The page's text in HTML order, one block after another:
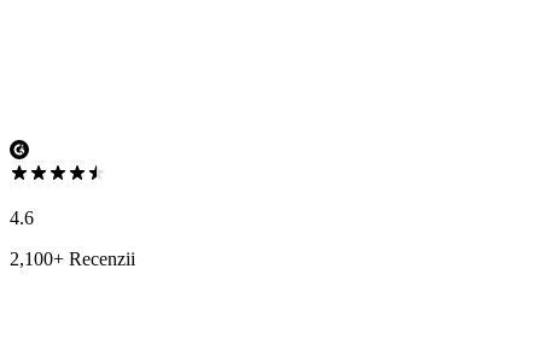
4.6
2,100+ Recenzii